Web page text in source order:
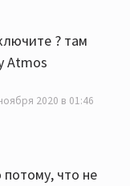
? там
Atmos
2020 в 01:46
что не